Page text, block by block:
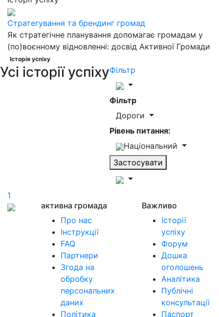
Стратегування та брендинг громад
Як стратегічне планування допомагає громадам у
(по)воєнному відновленні: досвід Активної Громади
Історія успіху
Усі історії успіхуФільтр
Фільтр
Дороги
Рівень питання:
Національний
Застосувати
1
активна громада
Про нас
Інструкції
FAQ
Партнери
Згода на
обробку
персональних
даних
Політика
Важливо
Історії
успіху
Форум
Дошка
оголошень
Аналітика
Публічні
консультації
Паспорт